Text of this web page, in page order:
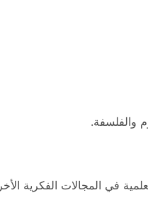
والفلسفة.
في المجالات الفكرية